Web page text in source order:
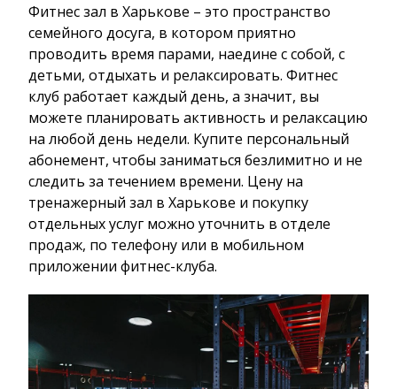
Фитнес зал в Харькове – это пространство
семейного досуга, в котором приятно
проводить время парами, наедине с собой, с
детьми, отдыхать и релаксировать. Фитнес
клуб работает каждый день, а значит, вы
можете планировать активность и релаксацию
на любой день недели. Купите персональный
абонемент, чтобы заниматься безлимитно и не
следить за течением времени. Цену на
тренажерный зал в Харькове и покупку
отдельных услуг можно уточнить в отделе
продаж, по телефону или в мобильном
приложении фитнес-клуба.